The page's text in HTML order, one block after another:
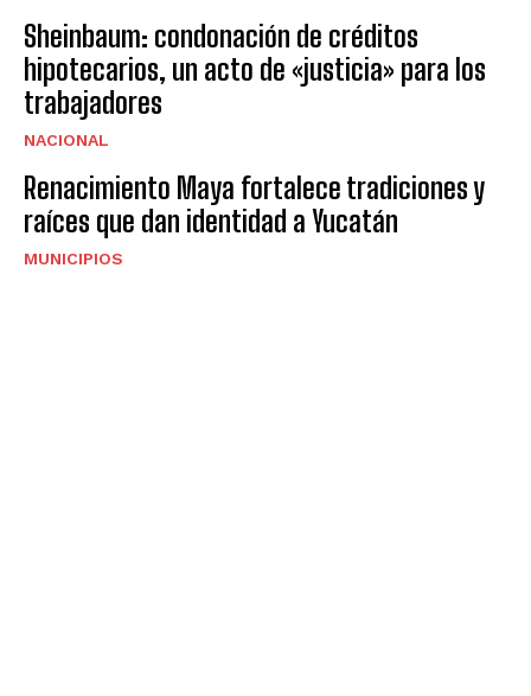
Sheinbaum: condonación de créditos
hipotecarios, un acto de «justicia» para los
trabajadores
NACIONAL
Renacimiento Maya fortalece tradiciones y
raíces que dan identidad a Yucatán
MUNICIPIOS